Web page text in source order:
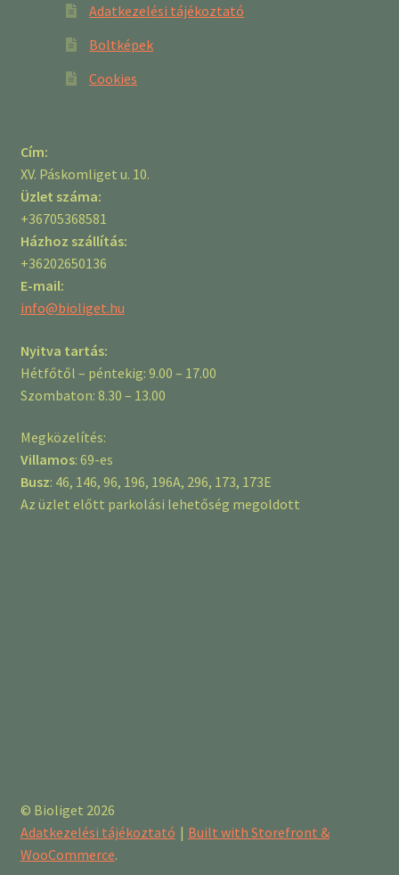
Adatkezelési tájékoztató
Boltképek
Cookies
Cím:
XV. Páskomliget u. 10.
Üzlet száma:
+36705368581
Házhoz szállítás:
+36202650136
E-mail:
info@bioliget.hu
Nyitva tartás:
Hétfőtől – péntekig: 9.00 – 17.00
Szombaton: 8.30 – 13.00
Megközelítés:
Villamos: 69-es
Busz: 46, 146, 96, 196, 196A, 296, 173, 173E
Az üzlet előtt parkolási lehetőség megoldott
© Bioliget 2026
Adatkezelési tájékoztató
Built with Storefront &
WooCommerce.